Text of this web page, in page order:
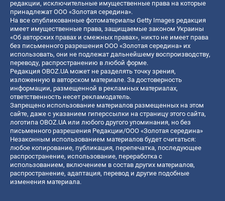
редакции, исключительные имущественные права на которые
принадлежат ООО «Золотая середина».
На все опубликованные фотоматериалы Getty Images редакция
имеет имущественные права, защищаемые законом Украины
«Об авторских правах и смежных правах», никто не имеет права
без письменного разрешения ООО «Золотая середина» их
использовать, они не подлежат дальнейшему воспроизводству,
переводу, распространению в любой форме.
Редакция OBOZ.UA может не разделять точку зрения,
изложенную в авторском материале. За достоверность
информации, размещенной в рекламных материалах,
ответственность несет рекламодатель.
Запрещено использование материалов размещенных на этом
сайте, даже с указанием гиперссылки на страницу этого сайта,
логотипа OBOZ.UA или любого другого упоминания, но без
письменного разрешения Редакции/ООО «Золотая середина»
Незаконным использованием материалов будет считаться:
любое копирование, публикация, перепечатка, последующее
распространение, использование, переработка с
использованием, включением в состав других материалов,
распространение, адаптация, перевод и другие подобные
изменения материала.